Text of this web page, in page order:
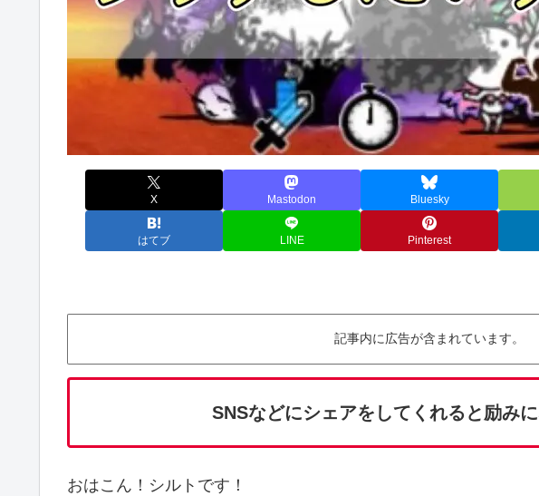
X Mastodon Bluesky
はてブ LINE Pinterest
記事内に広告が含まれています。
SNSなどにシェアをしてくれると励みに
おはこん！シルトです！